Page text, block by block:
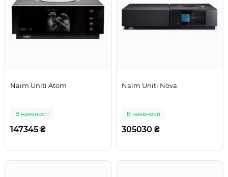
Naim Uniti Atom
В наявності
147345 ₴
Naim Uniti Nova
В наявності
305030 ₴